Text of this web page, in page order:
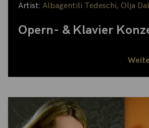
Artist: Albagentili Tedeschi, Olja
Opern- & Klavier